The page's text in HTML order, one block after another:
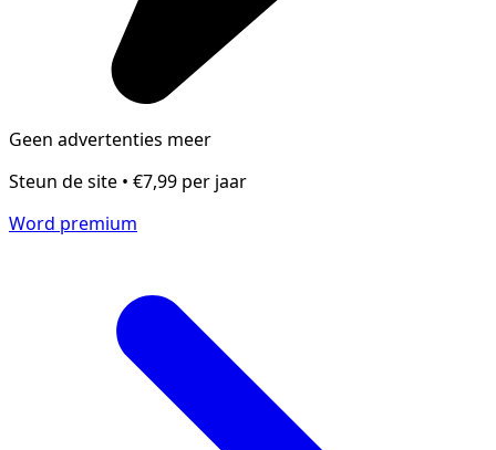
Geen advertenties meer
Steun de site • €7,99 per jaar
Word premium